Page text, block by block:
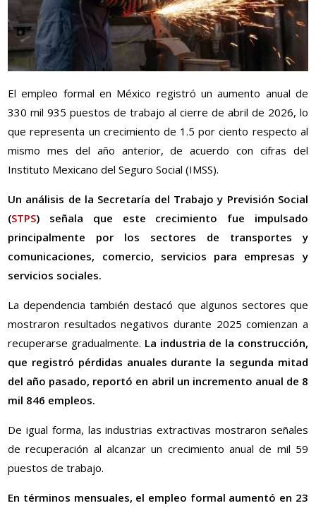
El empleo formal en México registró un aumento anual de
330 mil 935 puestos de trabajo al cierre de abril de 2026, lo
que representa un crecimiento de 1.5 por ciento respecto al
mismo mes del año anterior, de acuerdo con cifras del
Instituto Mexicano del Seguro Social (IMSS).
Un análisis de la Secretaría del Trabajo y Previsión Social
(STPS) señala que este crecimiento fue impulsado
principalmente por los sectores de transportes y
comunicaciones, comercio, servicios para empresas y
servicios sociales.
La dependencia también destacó que algunos sectores que
mostraron resultados negativos durante 2025 comienzan a
recuperarse gradualmente. La industria de la construcción,
que registró pérdidas anuales durante la segunda mitad
del año pasado, reportó en abril un incremento anual de 8
mil 846 empleos.
De igual forma, las industrias extractivas mostraron señales
de recuperación al alcanzar un crecimiento anual de mil 59
puestos de trabajo.
En términos mensuales, el empleo formal aumentó en 23